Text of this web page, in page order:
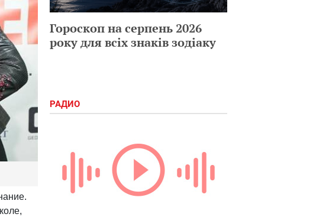
Гороскоп на серпень 2026
року для всіх знаків зодіаку
РАДИО